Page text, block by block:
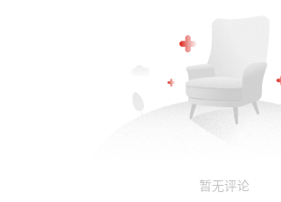
暂无评论